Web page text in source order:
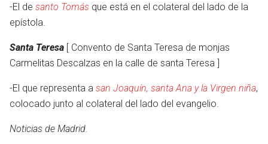
-El de santo Tomás que está en el colateral del lado de la
epístola.
Santa Teresa [ Convento de Santa Teresa de monjas
Carmelitas Descalzas en la calle de santa Teresa ]
-El que representa a san Joaquín, santa Ana y la Virgen niña,
colocado junto al colateral del lado del evangelio.
Noticias de Madrid.